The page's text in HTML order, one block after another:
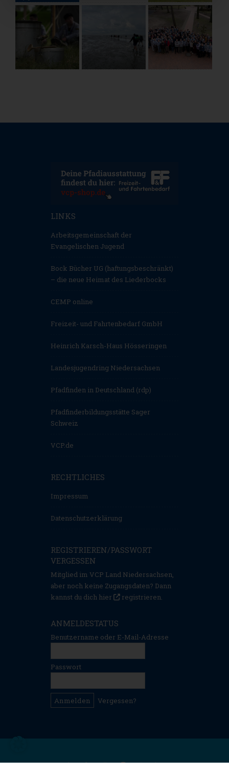
LINKS
Arbeitsgemeinschaft der
Evangelischen Jugend
Bock Bücher UG (haftungsbeschränkt)
– die neue Heimat des Liederbocks
CEMP online
Freizeit- und Fahrtenbedarf GmbH
Heinrich Karsch-Haus Hösseringen
Landesjugendring Niedersachsen
Pfadfinden in Deutschland (rdp)
Pfadfinderbildungsstätte Sager
Schweiz
VCP.de
RECHTLICHES
Impressum
Datenschutzerklärung
REGISTRIEREN/PASSWORT
VERGESSEN
Mitglied im VCP Land Niedersachsen,
aber noch keine Zugangsdaten? Dann
kannst du dich hier
registrieren.
ANMELDESTATUS
Benutzername oder E-Mail-Adresse
Passwort
Vergessen?